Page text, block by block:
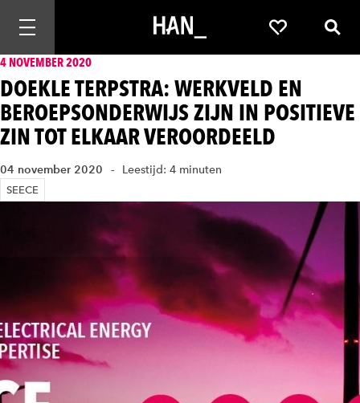
Mobiele navigatie openen Favorieten
4 NOVEMBER 2020
DOEKLE TERPSTRA: WERKVELD EN
BEROEPSONDERWIJS ZIJN IN POSITIEVE
ZIN TOT ELKAAR VEROORDEELD
04 november 2020 Leestijd: 4 minuten
SEECE